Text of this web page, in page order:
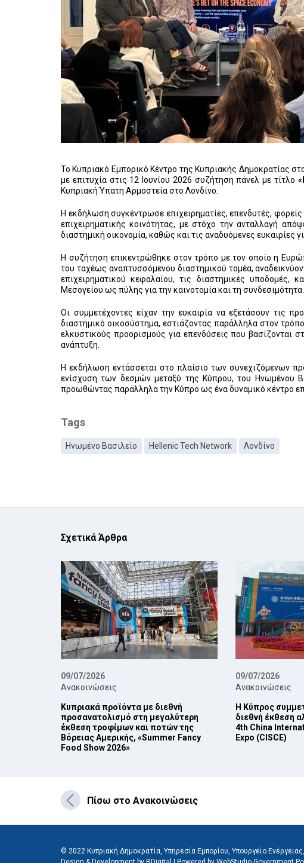
Το Κυπριακό Εμπορικό Κέντρο της Κυπριακής Δημοκρατίας
με επιτυχία στις 12 Ιουνίου 2026 συζήτηση πάνελ με τίτλο «
Κυπριακή Ύπατη Αρμοστεία στο Λονδίνο.
Η εκδήλωση συγκέντρωσε επιχειρηματίες, επενδυτές,
επιχειρηματικής κοινότητας, με στόχο την ανταλλαγή
διαστημική οικονομία, καθώς και τις αναδυόμενες ευκαιρίες
Η συζήτηση επικεντρώθηκε στον τρόπο με τον οποίο η
του ταχέως αναπτυσσόμενου διαστημικού τομέα,
επιχειρηματικού κεφαλαίου, τις διαστημικές
Μεσογείου ως πύλης για την καινοτομία και τη συνδεσιμότητα.
Οι συμμετέχοντες είχαν την ευκαιρία να εξετάσουν τις
διαστημικό οικοσύστημα, εστιάζοντας παράλληλα στον
ελκυστικούς προορισμούς για επενδύσεις που βασίζονται
ανάπτυξη.
Η εκδήλωση εντάσσεται στο πλαίσιο των συνεχιζόμενων
ενίσχυση των δεσμών μεταξύ της Κύπρου, του Ηνωμένου
προωθώντας παράλληλα την Κύπρο ως ένα δυναμικό κέντρο
Tags
Ηνωμένο Βασιλείο Hellenic Tech Network Λονδίνο
Σχετικά Άρθρα
09/07/2026
Ανακοινώσεις
Κυπριακά προϊόντα με διεθνή
προσανατολισμό στη μεγαλύτερη
έκθεση τροφίμων και ποτών της
Βόρειας Αμερικής, «Summer Fancy
Food Show 2026»
09/07/2026
Ανακοινώσεις
Η Κύπρος
διεθνή έκθεση
4th China
Expo (CISCE)
Πίσω στο Ανακοινώσεις
© 2022 Κυπριακή Δημοκρατία, Υπηρεσία Εμπορίου, Υπουργείο